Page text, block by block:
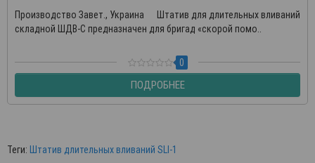
Производство Завет., Украина Штатив для длительных вливаний
складной ШДВ-С предназначен для бригад «скорой помо..
0
ПОДРОБНЕЕ
Теги: Штатив длительных вливаний SLI-1